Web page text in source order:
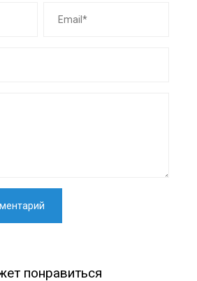
понравиться